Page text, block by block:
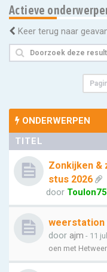
Actieve
Keer terug naar
ONDERWERPEN
TITEL
Zonkijken &
stus 2026
door
weerstation
door ajm - 11
oen met